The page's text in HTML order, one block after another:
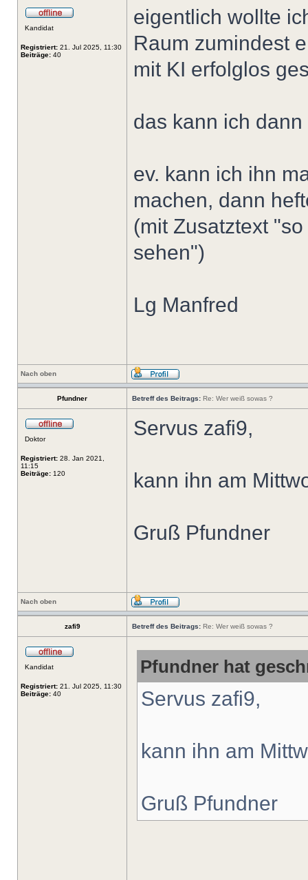
Kandidat
Registriert: 21. Jul 2025, 11:30
Beiträge: 40
eigentlich wollte
Raum zumindest
mit KI erfolglos
das kann ich
ev. kann ich ihn
machen, dann
(mit Zusatztext
sehen")
Lg Manfred
Nach oben
Pfundner Betreff des Beitrags: Re: Wer weiß sowas ?
Doktor
Registriert: 28. Jan 2021,
11:15
Beiträge: 120
Servus zafi9,
kann ihn am
Gruß Pfundner
Nach oben
zafi9 Betreff des Beitrags: Re: Wer weiß sowas ?
Kandidat
Registriert: 21. Jul 2025, 11:30
Beiträge: 40
Pfundner hat
Servus zafi9,
kann ihn am
Gruß Pfundner